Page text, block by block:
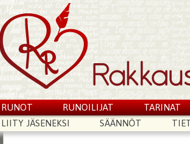
RUNOT RUNOILIJAT TARINAT
LIITY JÄSENEKSI
SÄÄNNÖT